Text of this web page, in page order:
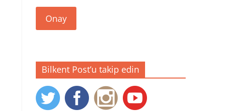
Onay
Bilkent Post’u takip edin